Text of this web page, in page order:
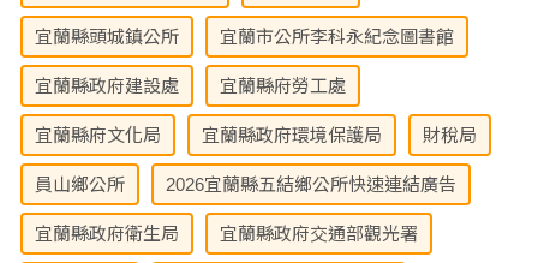
宜蘭縣頭城鎮公所 宜蘭市公所李科永紀念圖書館
宜蘭縣政府建設處 宜蘭縣府勞工處
宜蘭縣府文化局 宜蘭縣政府環境保護局 財稅局
員山鄉公所 2026宜蘭縣五結鄉公所快速連結廣告
宜蘭縣政府衛生局 宜蘭縣政府交通部觀光署